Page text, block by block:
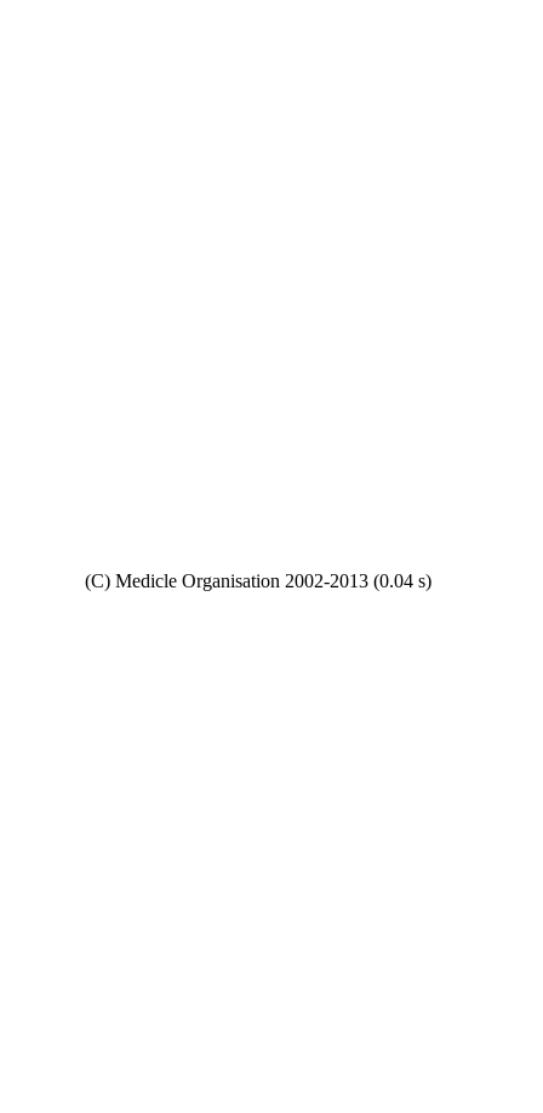
(C) Medicle Organisation 2002-2013 (0.04 s)